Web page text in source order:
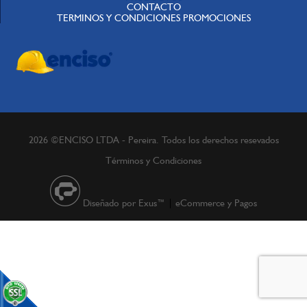
CONTACTO
TERMINOS Y CONDICIONES PROMOCIONES
2026 ©ENCISO LTDA - Pereira. Todos los derechos resevados
Términos y Condiciones
Diseñado por Exus™ eCommerce y Pagos